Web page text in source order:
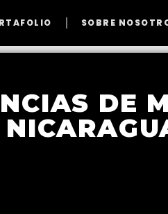
SOBRE
DE